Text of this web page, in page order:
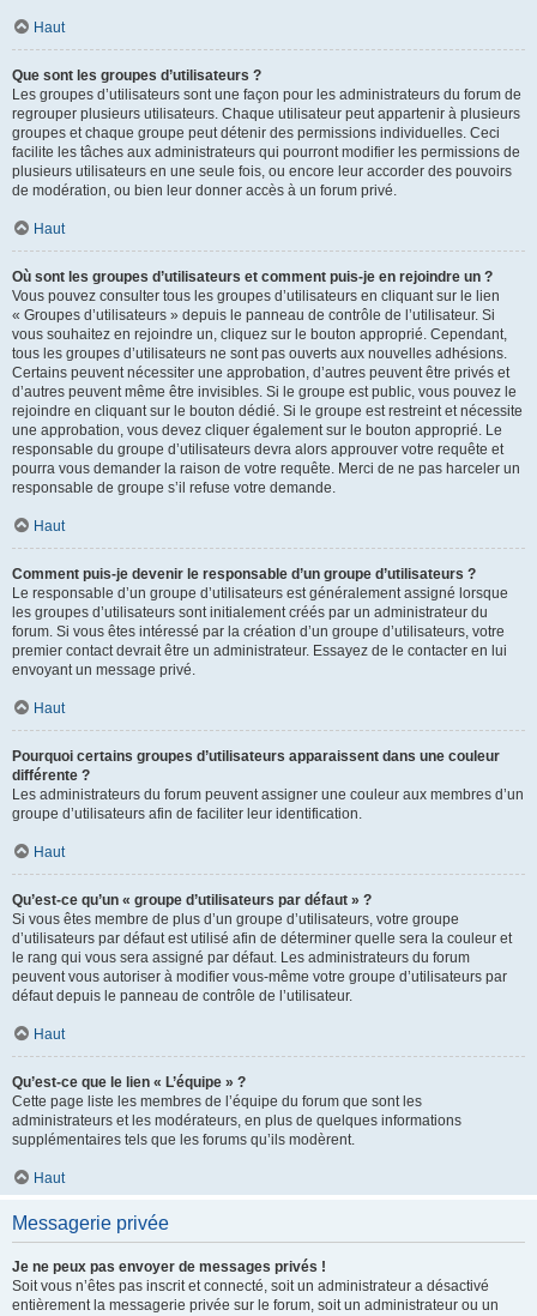
Haut
Que sont les groupes d’utilisateurs ?
Les groupes d’utilisateurs sont une façon pour les administrateurs du forum de
regrouper plusieurs utilisateurs. Chaque utilisateur peut appartenir à plusieurs
groupes et chaque groupe peut détenir des permissions individuelles. Ceci
facilite les tâches aux administrateurs qui pourront modifier les permissions de
plusieurs utilisateurs en une seule fois, ou encore leur accorder des pouvoirs
de modération, ou bien leur donner accès à un forum privé.
Haut
Où sont les groupes d’utilisateurs et comment puis-je en rejoindre un ?
Vous pouvez consulter tous les groupes d’utilisateurs en cliquant sur le lien
« Groupes d’utilisateurs » depuis le panneau de contrôle de l’utilisateur. Si
vous souhaitez en rejoindre un, cliquez sur le bouton approprié. Cependant,
tous les groupes d’utilisateurs ne sont pas ouverts aux nouvelles adhésions.
Certains peuvent nécessiter une approbation, d’autres peuvent être privés et
d’autres peuvent même être invisibles. Si le groupe est public, vous pouvez le
rejoindre en cliquant sur le bouton dédié. Si le groupe est restreint et nécessite
une approbation, vous devez cliquer également sur le bouton approprié. Le
responsable du groupe d’utilisateurs devra alors approuver votre requête et
pourra vous demander la raison de votre requête. Merci de ne pas harceler un
responsable de groupe s’il refuse votre demande.
Haut
Comment puis-je devenir le responsable d’un groupe d’utilisateurs ?
Le responsable d’un groupe d’utilisateurs est généralement assigné lorsque
les groupes d’utilisateurs sont initialement créés par un administrateur du
forum. Si vous êtes intéressé par la création d’un groupe d’utilisateurs, votre
premier contact devrait être un administrateur. Essayez de le contacter en lui
envoyant un message privé.
Haut
Pourquoi certains groupes d’utilisateurs apparaissent dans une couleur
différente ?
Les administrateurs du forum peuvent assigner une couleur aux membres d’un
groupe d’utilisateurs afin de faciliter leur identification.
Haut
Qu’est-ce qu’un « groupe d’utilisateurs par défaut » ?
Si vous êtes membre de plus d’un groupe d’utilisateurs, votre groupe
d’utilisateurs par défaut est utilisé afin de déterminer quelle sera la couleur et
le rang qui vous sera assigné par défaut. Les administrateurs du forum
peuvent vous autoriser à modifier vous-même votre groupe d’utilisateurs par
défaut depuis le panneau de contrôle de l’utilisateur.
Haut
Qu’est-ce que le lien « L’équipe » ?
Cette page liste les membres de l’équipe du forum que sont les
administrateurs et les modérateurs, en plus de quelques informations
supplémentaires tels que les forums qu’ils modèrent.
Haut
Messagerie privée
Je ne peux pas envoyer de messages privés !
Soit vous n’êtes pas inscrit et connecté, soit un administrateur a désactivé
entièrement la messagerie privée sur le forum, soit un administrateur ou un